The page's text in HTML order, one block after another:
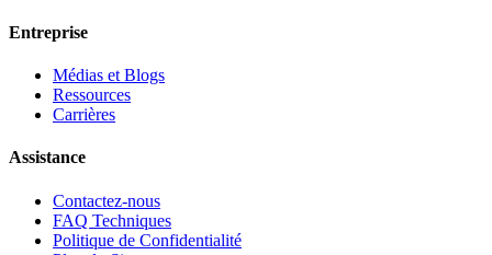
Entreprise
Médias et Blogs
Ressources
Carrières
Assistance
Contactez-nous
FAQ Techniques
Politique de Confidentialité